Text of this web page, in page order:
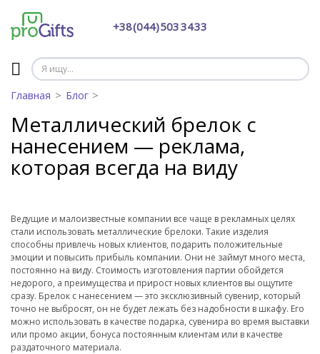
+38 (044) 503 34 33
Главная Блог
Металлический брелок с
нанесением — реклама,
которая всегда на виду
Ведущие и малоизвестные компании все чаще в рекламных целях
стали использовать металлические брелоки. Такие изделия
способны привлечь новых клиентов, подарить положительные
эмоции и повысить прибыль компании. Они не займут много места,
постоянно на виду. Стоимость изготовления партии обойдется
недорого, а преимущества и прирост новых клиентов вы ощутите
сразу. Брелок с нанесением — это эксклюзивный сувенир, который
точно не выбросят, он не будет лежать без надобности в шкафу. Его
можно использовать в качестве подарка, сувенира во время выставки
или промо акции, бонуса постоянным клиентам или в качестве
раздаточного материала.